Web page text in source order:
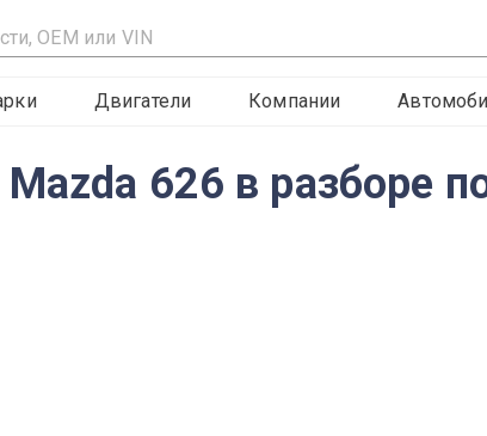
Двигатели Компании
626 в разборе